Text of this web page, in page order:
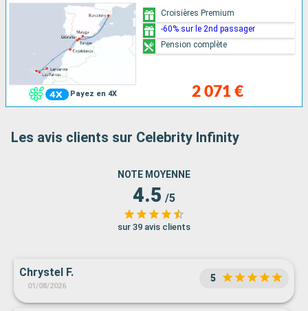
Payez en 4X 2 071 €
Croisières Premium
-60% sur le 2nd passager
Pension complète
Les avis clients sur Celebrity Infinity
NOTE MOYENNE
4.5 /5
sur 39 avis clients
Chrystel F.
01/08/2026
5